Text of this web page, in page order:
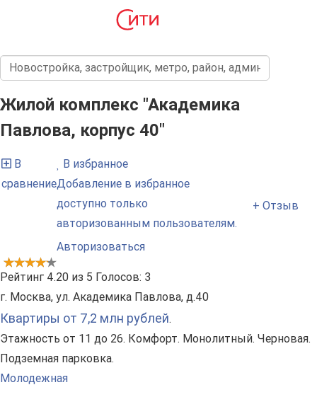
Жилой комплекс "Академика
Павлова, корпус 40"
В
сравнение
В избранное
Добавление в избранное
доступно только
авторизованным пользователям.
Авторизоваться
+ Отзыв
Рейтинг 4.20 из 5 Голосов: 3
г. Москва, ул. Академика Павлова, д.40
Квартиры от 7,2 млн рублей.
Этажность от 11 до 26. Комфорт. Монолитный. Черновая.
Подземная парковка.
Молодежная